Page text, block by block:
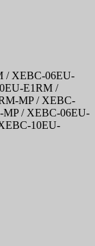
/ XEBC-06EU-
E1RM /
MP / XEBC-
/ XEBC-06EU-
10EU-